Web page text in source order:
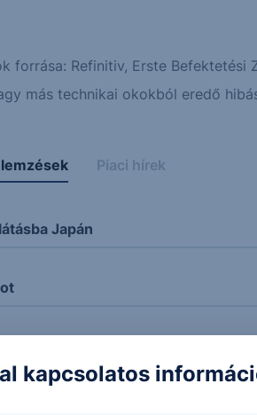
forrása: Refinitiv, Erste Befektetési
más technikai okokból eredő
Piaci hírek
Japán
készletcsökkentésre és Trump
kapcsolatos